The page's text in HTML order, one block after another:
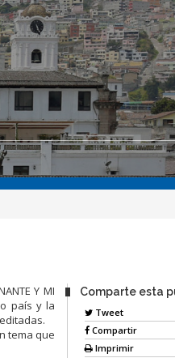
Y MI
país y la
tema que
Comparte esta
Tweet
Compartir
Imprimir